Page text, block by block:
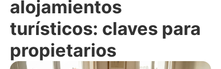
alojamientos
turísticos: claves para
propietarios